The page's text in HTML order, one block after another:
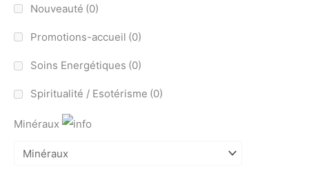
Nouveauté (0)
Promotions-accueil (0)
Soins Energétiques (0)
Spiritualité / Esotérisme (0)
Minéraux